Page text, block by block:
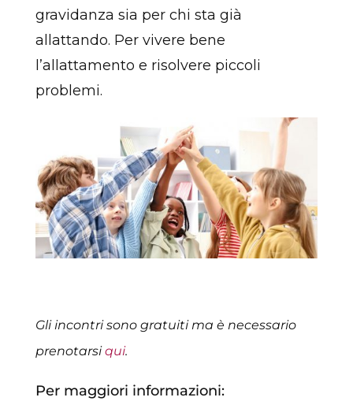
gravidanza sia per chi sta già
allattando. Per vivere bene
l’allattamento e risolvere piccoli
problemi.
Gli incontri sono gratuiti ma è necessario
prenotarsiqui.
Per maggiori informazioni: